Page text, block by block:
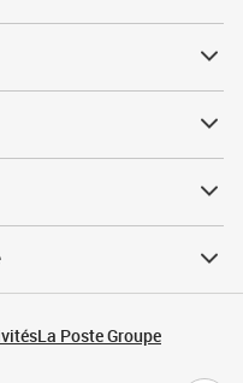
La Poste Groupe